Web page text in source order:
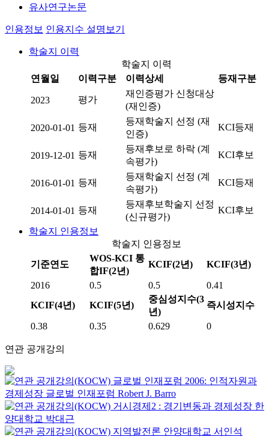
유사연구논문
인용정보 인용지수 설명보기
학술지 이력
학술지 이력
연월일
이력구분 이력상세 등재구분
2023 평가
재인증평가 신청대상
(재인증)
2020-01-01 등재
등재학술지 선정 (재
인증)
KCI등재
2019-12-01 등재
등재후보로 하락 (계
속평가)
KCI후보
2016-01-01 등재
등재학술지 선정 (계
속평가)
KCI등재
2014-01-01 등재
등재후보학술지 선정
(신규평가)
KCI후보
학술지 인용정보
학술지 인용정보
기준연도
WOS-KCI 통
합IF(2년)
KCIF(2년) KCIF(3년)
2016 0.5 0.5
0.41
KCIF(4년)
KCIF(5년)
중심성지수(3
년)
즉시성지수
0.38 0.35 0.629 0
연관 공개강의
글로벌 인재포럼 2006: 인적자원과
경제성장 글로벌 인재포럼 Robert J. Barro
거시경제2 : 경기변동과 경제성장 한
양대학교 박대근
지역발전론 안양대학교 서인석